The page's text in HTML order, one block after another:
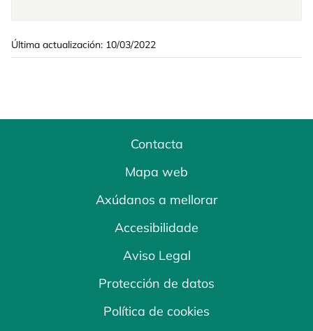
Última actualización: 10/03/2022
Contacta
Mapa web
Axúdanos a mellorar
Accesibilidade
Aviso Legal
Protección de datos
Política de cookies